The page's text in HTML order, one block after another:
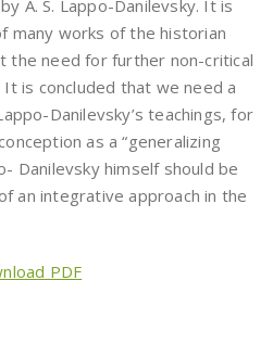
A. S. Lappo-Danilevsky. It is
many works of the historian
the need for further non-critical
is concluded that we need a
Danilevsky’s teachings, for
as a “generalizing
Danilevsky himself should be
an integrative approach in the
PDF